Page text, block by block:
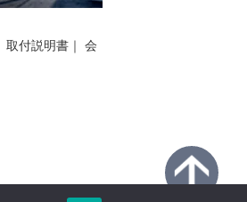
取付説明書 ｜ 会